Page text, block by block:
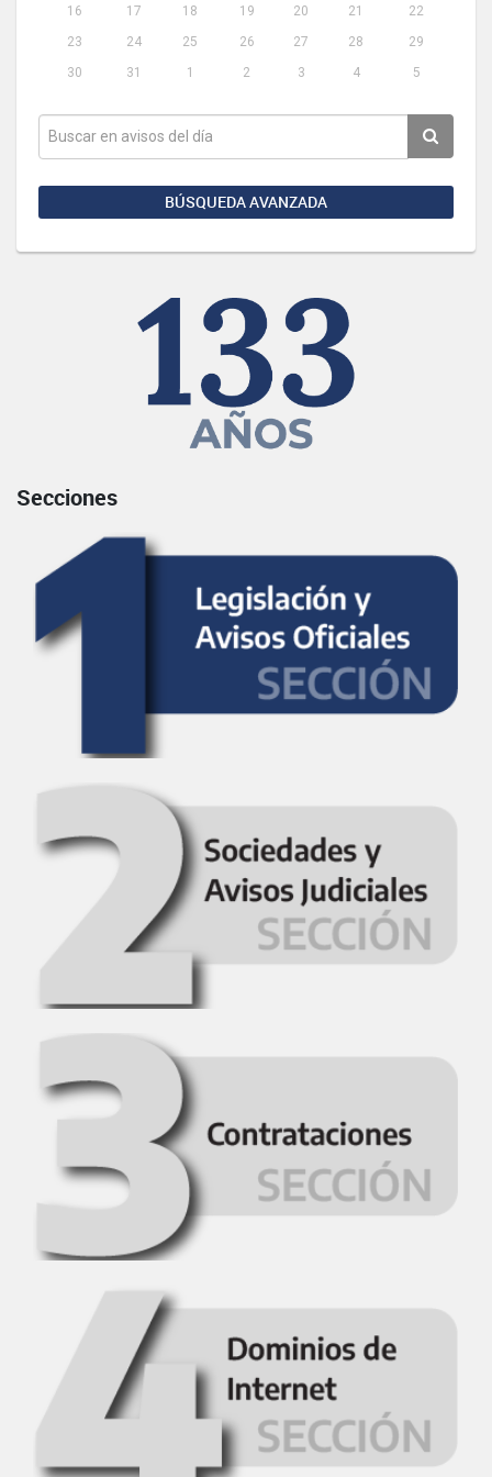
16
17 18 19 20 21
22
23
24 25 26 27 28
29
30
31 1 2 3 4 5
BÚSQUEDA AVANZADA
Secciones